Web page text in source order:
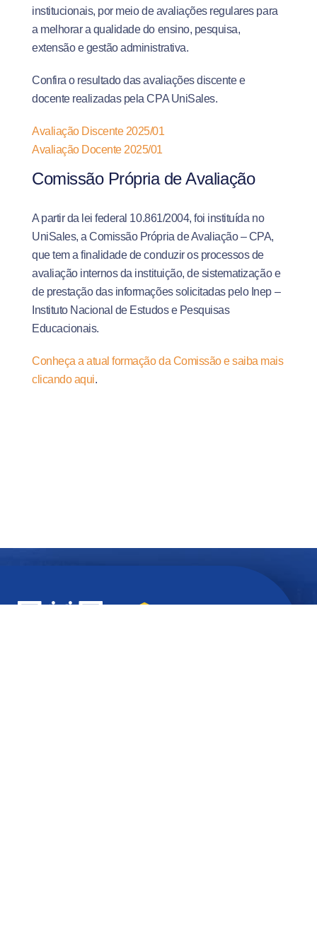
institucionais, por meio de avaliações regulares para
a melhorar a qualidade do ensino, pesquisa,
extensão e gestão administrativa.
Confira o resultado das avaliações discente e
docente realizadas pela CPA UniSales.
Avaliação Discente 2025/01
Avaliação Docente 2025/01
Comissão Própria de Avaliação
A partir da lei federal 10.861/2004, foi instituída no
UniSales, a Comissão Própria de Avaliação – CPA,
que tem a finalidade de conduzir os processos de
avaliação internos da instituição, de sistematização e
de prestação das informações solicitadas pelo Inep –
Instituto Nacional de Estudos e Pesquisas
Educacionais.
Conheça a atual formação da Comissão e saiba mais
clicando aqui.